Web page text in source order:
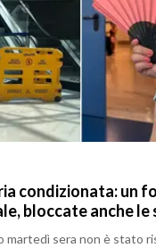
condizionata: un
bloccate anche le
martedì sera non è stato